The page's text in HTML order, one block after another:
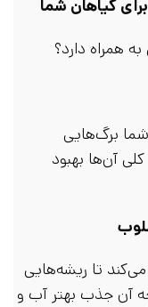
همراه دارد؟
برگ‌هایی
آن‌ها بهبود
تا ریشه‌هایی
آن جذب بهتر آب و